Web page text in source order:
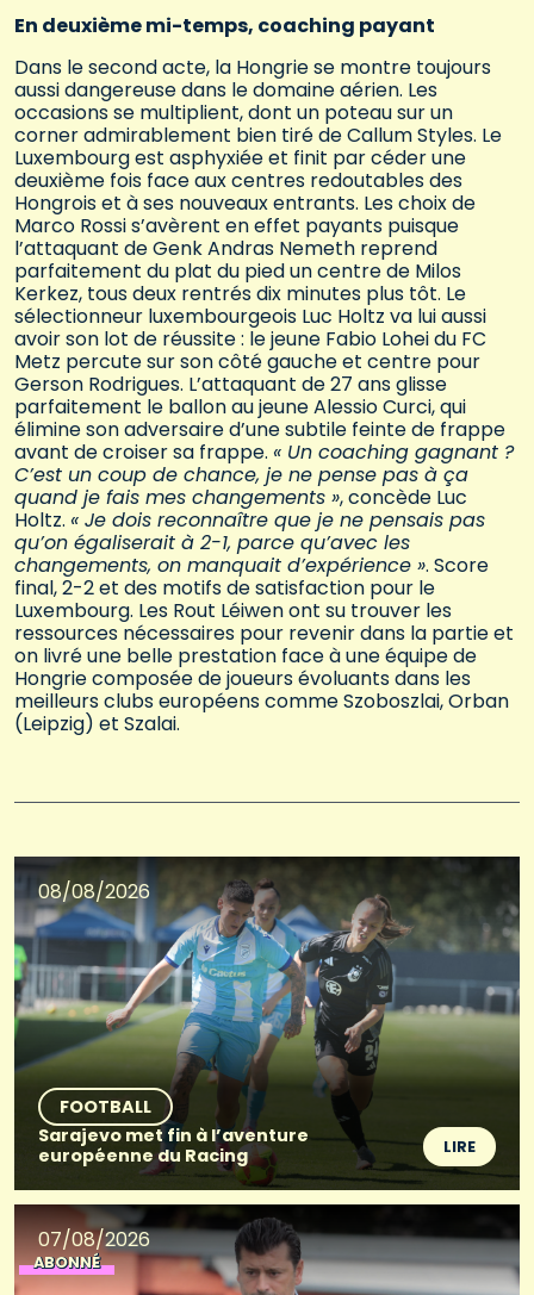
En deuxième mi-temps, coaching payant
Dans le second acte, la Hongrie se montre toujours
aussi dangereuse dans le domaine aérien. Les
occasions se multiplient, dont un poteau sur un
corner admirablement bien tiré de Callum Styles. Le
Luxembourg est asphyxiée et finit par céder une
deuxième fois face aux centres redoutables des
Hongrois et à ses nouveaux entrants. Les choix de
Marco Rossi s’avèrent en effet payants puisque
l’attaquant de Genk Andras Nemeth reprend
parfaitement du plat du pied un centre de Milos
Kerkez, tous deux rentrés dix minutes plus tôt. Le
sélectionneur luxembourgeois Luc Holtz va lui aussi
avoir son lot de réussite : le jeune Fabio Lohei du FC
Metz percute sur son côté gauche et centre pour
Gerson Rodrigues. L’attaquant de 27 ans glisse
parfaitement le ballon au jeune Alessio Curci, qui
élimine son adversaire d’une subtile feinte de frappe
avant de croiser sa frappe. « Un coaching gagnant ?
C’est un coup de chance, je ne pense pas à ça
quand je fais mes changements », concède Luc
Holtz. « Je dois reconnaître que je ne pensais pas
qu’on égaliserait à 2-1, parce qu’avec les
changements, on manquait d’expérience ». Score
final, 2-2 et des motifs de satisfaction pour le
Luxembourg. Les Rout Léiwen ont su trouver les
ressources nécessaires pour revenir dans la partie et
on livré une belle prestation face à une équipe de
Hongrie composée de joueurs évoluants dans les
meilleurs clubs européens comme Szoboszlai, Orban
(Leipzig) et Szalai.
08/08/2026
FOOTBALL
Sarajevo met fin à l’aventure
européenne du Racing
LIRE
07/08/2026
ABONNÉ